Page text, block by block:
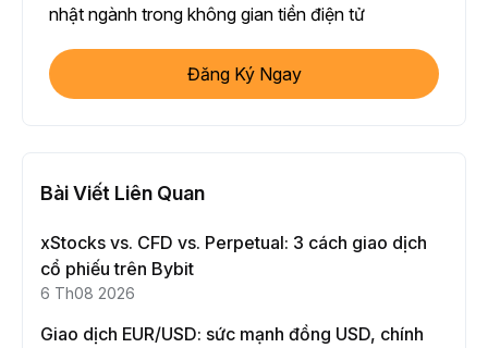
nhật ngành trong không gian tiền điện tử
Đăng Ký Ngay
Bài Viết Liên Quan
xStocks vs. CFD vs. Perpetual: 3 cách giao dịch
cổ phiếu trên Bybit
6 Th08 2026
Giao dịch EUR/USD: sức mạnh đồng USD, chính